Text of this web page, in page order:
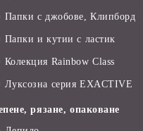
Папки с джобове, Клипборд
Папки и кутии с ластик
Колекция Rainbow Class
Луксозна серия EXACTIVE
рязане, опаковане